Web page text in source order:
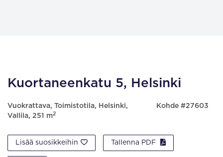
Kuortaneenkatu 5, Helsinki
Vuokrattava, Toimistotila, Helsinki,
Vallila, 251 m2
Kohde #27603
Lisää suosikkeihin Tallenna PDF